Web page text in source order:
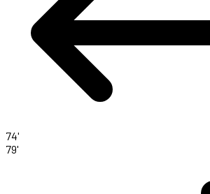
74'
79'